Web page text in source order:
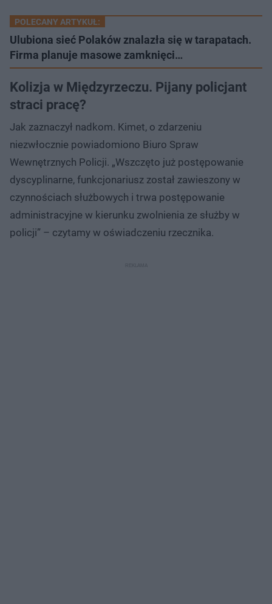
POLECANY ARTYKUŁ:
Ulubiona sieć Polaków znalazła się w tarapatach.
Firma planuje masowe zamknięci…
Kolizja w Międzyrzeczu. Pijany policjant
straci pracę?
Jak zaznaczył nadkom. Kimet, o zdarzeniu
niezwłocznie powiadomiono Biuro Spraw
Wewnętrznych Policji. „Wszczęto już postępowanie
dyscyplinarne, funkcjonariusz został zawieszony w
czynnościach służbowych i trwa postępowanie
administracyjne w kierunku zwolnienia ze służby w
policji” – czytamy w oświadczeniu rzecznika.